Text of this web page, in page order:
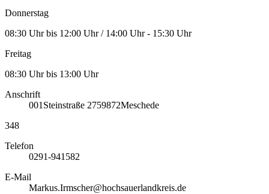
Donnerstag
08:30 Uhr bis 12:00 Uhr / 14:00 Uhr - 15:30 Uhr
Freitag
08:30 Uhr bis 13:00 Uhr
Anschrift
001 Steinstraße 2759872Meschede
348
Telefon
0291-941582
E-Mail
Markus.Irmscher@hochsauerlandkreis.de